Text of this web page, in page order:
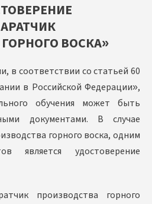
ВОСКА»
в соответствии со статьей 60
в Российской Федерации»,
обучения может быть
документами. В случае
горного воска, одним
является удостоверение
производства горного